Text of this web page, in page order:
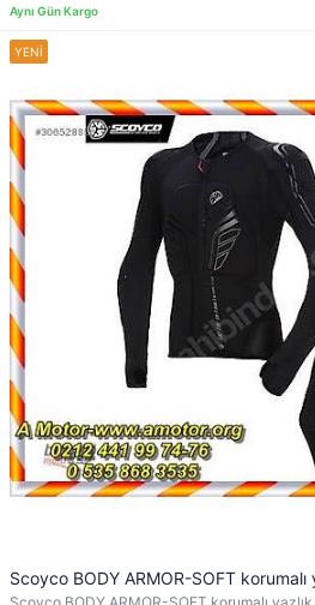
Scoyco BODY ARMOR-SOFT korumalı